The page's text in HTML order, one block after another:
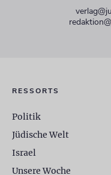
RESSORTS
Politik
Jüdische Welt
Israel
Unsere Woche